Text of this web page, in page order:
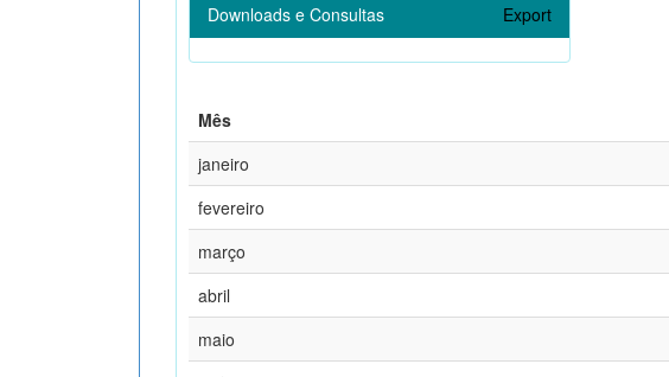
Downloads e Consultas Export
Mês
janeiro
fevereiro
março
abril
maio